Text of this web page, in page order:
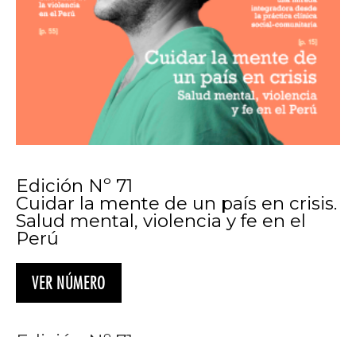
Edición Nº 71
Cuidar la mente de un país en crisis.
Salud mental, violencia y fe en el
Perú
VER NÚMERO